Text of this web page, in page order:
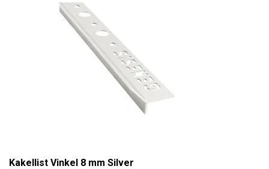
Kakellist Vinkel 8 mm Silver